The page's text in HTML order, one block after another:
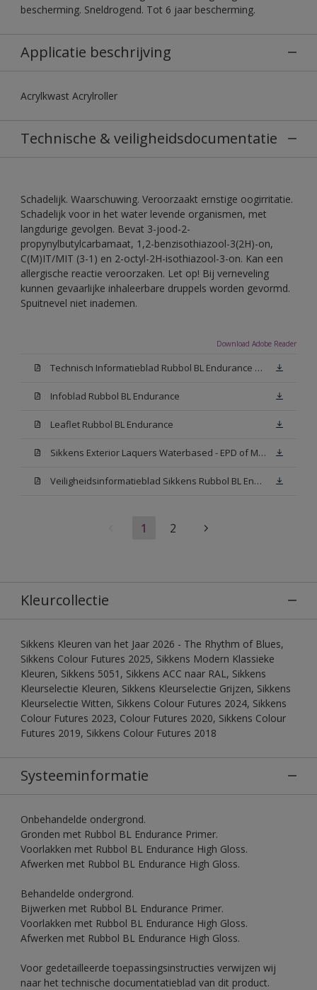
bescherming. Sneldrogend. Tot 6 jaar bescherming.
Applicatie beschrijving
Acrylkwast Acrylroller
Technische & veiligheidsdocumentatie
Schadelijk. Waarschuwing. Veroorzaakt ernstige oogirritatie.
Schadelijk voor in het water levende organismen, met
langdurige gevolgen. Bevat 3-jood-2-
propynylbutylcarbamaat, 1,2-benzisothiazool-3(2H)-on,
C(M)IT/MIT (3-1) en 2-octyl-2H-isothiazool-3-on. Kan een
allergische reactie veroorzaken. Let op! Bij verneveling
kunnen gevaarlijke inhaleerbare druppels worden gevormd.
Spuitnevel niet inademen.
Download Adobe Reader
Technisch Informatieblad Rubbol BL Endurance HG (PDF)
Infoblad Rubbol BL Endurance
Leaflet Rubbol BL Endurance
Sikkens Exterior Laquers Waterbased - EPD of Milieuproductverklaring
Veiligheidsinformatieblad Sikkens Rubbol BL Endurance High Gloss N00 (MSDS)
1 2
Kleurcollectie
Sikkens Kleuren van het Jaar 2026 - The Rhythm of Blues,
Sikkens Colour Futures 2025, Sikkens Modern Klassieke
Kleuren, Sikkens 5051, Sikkens ACC naar RAL, Sikkens
Kleurselectie Kleuren, Sikkens Kleurselectie Grijzen, Sikkens
Kleurselectie Witten, Sikkens Colour Futures 2024, Sikkens
Colour Futures 2023, Colour Futures 2020, Sikkens Colour
Futures 2019, Sikkens Colour Futures 2018
Systeeminformatie
Onbehandelde ondergrond.
Gronden met Rubbol BL Endurance Primer.
Voorlakken met Rubbol BL Endurance High Gloss.
Afwerken met Rubbol BL Endurance High Gloss.
Behandelde ondergrond.
Bijwerken met Rubbol BL Endurance Primer.
Voorlakken met Rubbol BL Endurance High Gloss.
Afwerken met Rubbol BL Endurance High Gloss.
Voor gedetailleerde toepassingsinstructies verwijzen wij
naar het technische documentatieblad van dit product.